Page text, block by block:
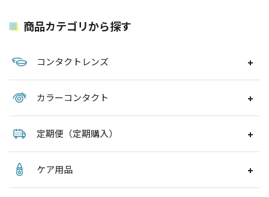
商品カテゴリから探す
コンタクトレンズ
カラーコンタクト
定期便（定期購入）
ケア用品